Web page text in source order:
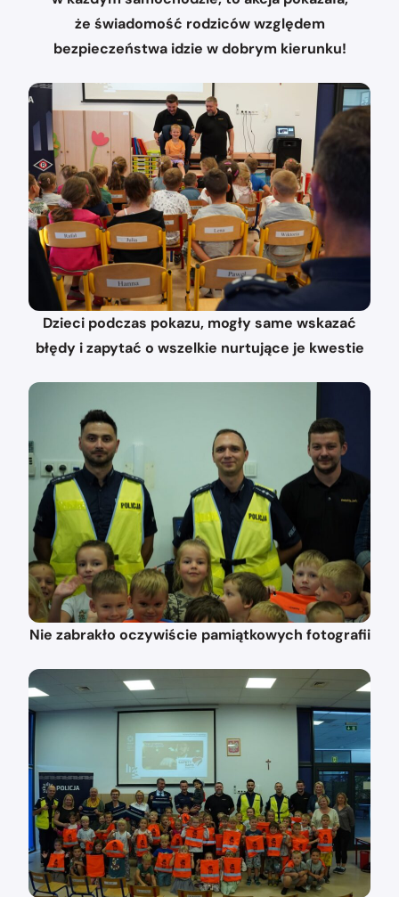
że świadomość rodziców względem
bezpieczeństwa idzie w dobrym kierunku!
Dzieci podczas pokazu, mogły same wskazać
błędy i zapytać o wszelkie nurtujące je kwestie
Nie zabrakło oczywiście pamiątkowych fotografii